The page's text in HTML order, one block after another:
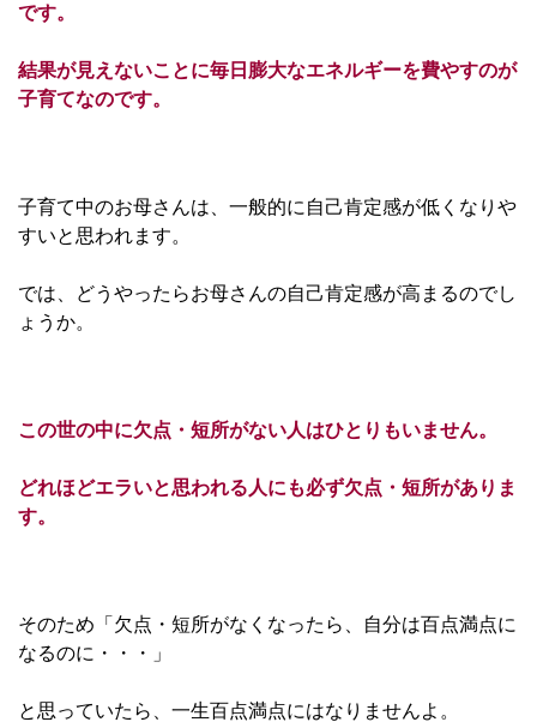
です。
結果が見えないことに毎日膨大なエネルギーを費やすのが
子育てなのです。
子育て中のお母さんは、一般的に自己肯定感が低くなりや
すいと思われます。
では、どうやったらお母さんの自己肯定感が高まるのでし
ょうか。
この世の中に欠点・短所がない人はひとりもいません。
どれほどエラいと思われる人にも必ず欠点・短所がありま
す。
そのため「欠点・短所がなくなったら、自分は百点満点に
なるのに・・・」
と思っていたら、一生百点満点にはなりませんよ。